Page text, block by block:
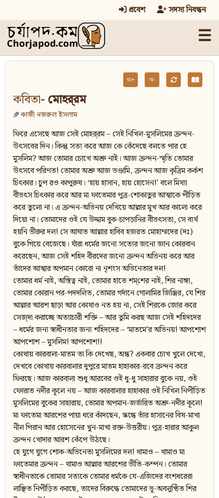
প্রবেশ সদস্য নিবন্ধন
☰
অ+ অ-
কবিতা- মোহর্‌রম
কাজী নজরুল ইসলাম
ফিরে এসেছে আজ সেই মোহর্‌রম – সেই নিখিল-মুসলিমের ক্রন্দন-
উৎসবের দিন। কিন্তু সত্য করে আজ কে কেঁদেছে বলতে পার হে
মুসলিম? আজ তোমার চোখে অশ্রু নাই। আজ ক্রন্দন-স্মৃতি তোমার
উৎসবে পরিণত! তোমার অশ্রু আজ ভণ্ডামি, ক্রন্দন আজ কৃত্রিম কর্কশ
চিৎকার। চুপ রও কাপুরুষ। ‘হায় হাসান, হায় হোসেন!’ বলে মিথ্যা
বীভৎস চিৎকার করে আর মা ফাতেমার পুত্র-শোকাতুর আত্মাকে পীড়িত
করে তুলো না। এ ক্রন্দন-অভিনয় দেখিয়ে আল্লার মুখ আর কালো করে
দিয়ো না। তোমাদের ওই যে উদ্দাম বুক-চাপড়ানির বীভৎসতা, সে ব্যর্থ
হয়নি ভীরুর দল! সে আঘাত আল্লার হাবিব হজরত মোহাম্মদের (দঃ)
বুকে গিয়ে বেজেছে। যাঁরা ধর্মের জন্যে সত্যের জন্যে জান কোরবান
করেছেন, আজ সেই শহিদ বীরদের জন্যে ক্রন্দন অভিনয় করে আর
তাঁদের আত্মার অপমান কোরো না নৃশংস অভিনেতার দল!
তোমার ধর্ম নাই, অস্তিত্ব নাই, তোমার হাতে শম্‌শের নাই, শির নাঙ্গা,
তোমার কোরান পর-পদদলিত, তোমার গর্দানে গোলামির জিঞ্জির, যে শির
আল্লার আরশ ছাড়া আর কোথাও নত হয় না, সেই শিরকে জোর করে
সেজ্‌দা করাচ্ছে অত্যাচারী শক্তি – আর তুমি করছ আজ সেই শহিদদের
– ধর্মের জন্য স্বাধীনতার জন্য শহিদদের – ‘মাতমে’র অভিনয়! আপশোশ
আপশোশ – মুসলিম! আপশোশ!!
কোথায় কারবালা-মাতম তা কি দেখেছ, অন্ধ? একবার চোখ খুলে দেখো,
দেখবে কোথায় কারবালার দুপুরে মাতম হাহাকার-রবে ক্রন্দন করে
ফিরছে। আজ কারবালা শুধু আরবের ওই ধু-ধু সাহারার বুকে নয়, ওই
ফোরাত নদীর কূলে নয় – আজ কারবালার হাহাকার ওই নিখিল নিপীড়িত
মুসলিমের বুকের সাহারায়, তোমার অপমান-জর্জরিত অশ্রু-নদীর কূলে!
মা ফাতেমা আরশের পায়া ধরে কাঁদছেন, স্কন্ধে তাঁর হাসানের বিষ-মাখা
নীল পিরান আর হোসেনের খুন-মাখা রক্ত-উত্তরীয়। পুত্র-হারার আকুল
ক্রন্দন খোদার আরশ কেঁপে উঠছে।
হে যুগে যুগে শোক-অভিনেতা মুসলিমের দল! থামাও – থামাও মা
ফাতেমার ক্রন্দন – থামাও আল্লার আরশের ভীতি-কম্পন। তোমার
স্বাধীনতাকে তোমার সত্যকে তোমার ধর্মকে যে-এজিদের বংশধরেরা
লাঞ্ছিত নিপীড়িত করছে, তাদের বিরুদ্ধে তোমাদের ভূ-অবলুণ্ঠিত শির